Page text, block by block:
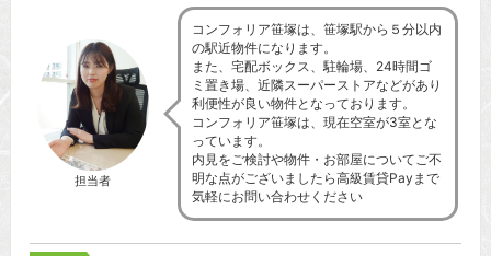
担当者
コンフォリア笹塚は、笹塚駅から５分以内
の駅近物件になります。
また、宅配ボックス、駐輪場、24時間ゴ
ミ置き場、近隣スーパーストアなどがあり
利便性が良い物件となっております。
コンフォリア笹塚は、現在空室が3室とな
っています。
内見をご検討や物件・お部屋についてご不
明な点がございましたら高級賃貸Payまで
気軽にお問い合わせください